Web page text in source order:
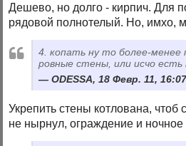
Дешево, но долго - кирпич. Для
рядовой полнотелый. Но, имхо,
4. копать ну то более-менее
ровные стены, или исчо есть
ODESSA, 18 Февр. 11,
Укрепить стены котлована, чтоб
не нырнул, ограждение и